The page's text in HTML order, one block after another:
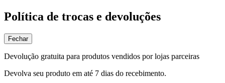
Política de trocas e devoluções
Fechar
Devolução gratuita para produtos vendidos por lojas parceiras
Devolva seu produto em até 7 dias do recebimento.